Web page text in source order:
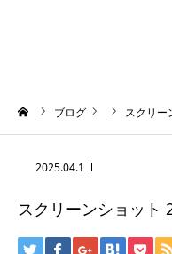
ブログ スクリ
2025.04.1
スクリーンショット
プロフィール